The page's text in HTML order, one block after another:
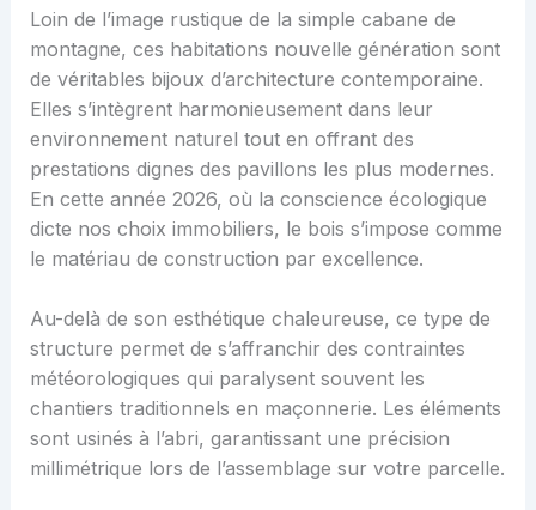
Loin de l’image rustique de la simple cabane de
montagne, ces habitations nouvelle génération sont
de véritables bijoux d’architecture contemporaine.
Elles s’intègrent harmonieusement dans leur
environnement naturel tout en offrant des
prestations dignes des pavillons les plus modernes.
En cette année 2026, où la conscience écologique
dicte nos choix immobiliers, le bois s’impose comme
le matériau de construction par excellence.
Au-delà de son esthétique chaleureuse, ce type de
structure permet de s’affranchir des contraintes
météorologiques qui paralysent souvent les
chantiers traditionnels en maçonnerie. Les éléments
sont usinés à l’abri, garantissant une précision
millimétrique lors de l’assemblage sur votre parcelle.